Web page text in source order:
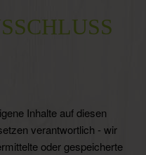
Inhalte auf diesen
verantwortlich - wir
oder gespeicherte